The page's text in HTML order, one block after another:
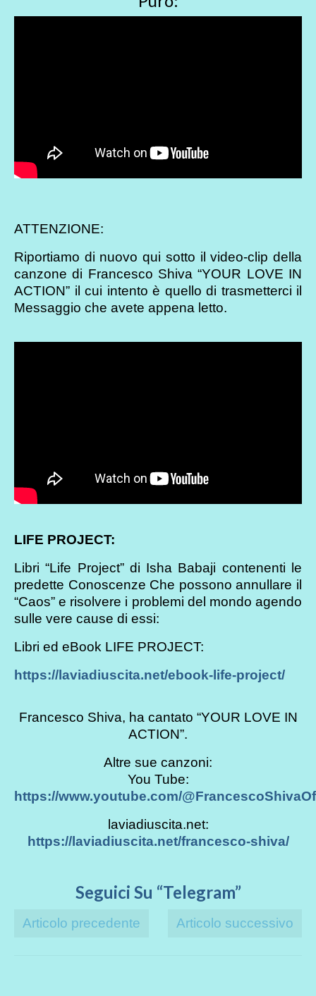
ATTENZIONE:
Riportiamo di nuovo qui sotto il video-clip della
canzone di Francesco Shiva “YOUR LOVE IN
ACTION” il cui intento è quello di trasmetterci il
Messaggio che avete appena letto.
LIFE PROJECT:
Libri “Life Project” di Isha Babaji contenenti le
predette Conoscenze Che possono annullare il
“Caos” e risolvere i problemi del mondo agendo
sulle vere cause di essi:
Libri ed eBook LIFE PROJECT:
https://laviadiuscita.net/ebook-life-project/
Francesco Shiva, ha cantato “YOUR LOVE IN
ACTION”.
Altre sue canzoni:
You Tube:
https://www.youtube.com/
laviadiuscita.net:
https://laviadiuscita.net/francesco-shiva/
Seguici Su “Telegram”
Articolo precedente Articolo successivo